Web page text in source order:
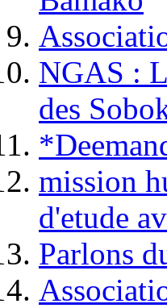
NGAS :
des
mission
d'etude
Parlons